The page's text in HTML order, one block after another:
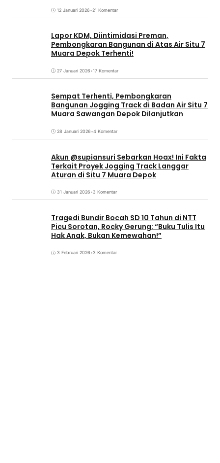
12 Januari 2026•21 Komentar
Lapor KDM, Diintimidasi Preman,
Pembongkaran Bangunan di Atas Air Situ 7
Muara Depok Terhenti!
27 Januari 2026•17 Komentar
Sempat Terhenti, Pembongkaran
Bangunan Jogging Track di Badan Air Situ 7
Muara Sawangan Depok Dilanjutkan
28 Januari 2026•4 Komentar
Akun @supiansuri Sebarkan Hoax! Ini Fakta
Terkait Proyek Jogging Track Langgar
Aturan di Situ 7 Muara Depok
31 Januari 2026•3 Komentar
Tragedi Bundir Bocah SD 10 Tahun di NTT
Picu Sorotan, Rocky Gerung: “Buku Tulis Itu
Hak Anak, Bukan Kemewahan!”
3 Februari 2026•3 Komentar